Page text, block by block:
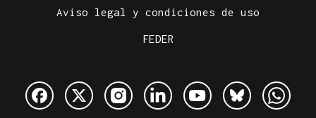
Aviso legal y condiciones de uso
FEDER